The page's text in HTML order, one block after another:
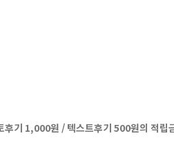
후기 1,000원 / 텍스트후기 500원의 적립